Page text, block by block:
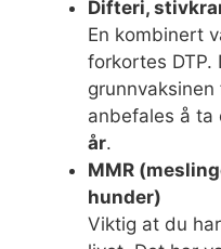
Difteri,
En kombinert
forkortes DTP.
anbefales å ta
år.
MMR
hunder)
Viktig at du